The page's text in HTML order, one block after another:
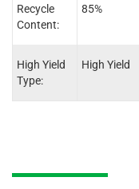
Recycle
Content:
High Yield
Type:
85%
High Yield